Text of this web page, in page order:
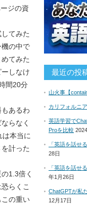
ジの資
てみた
の中で
てみた
しなけ
間20分
あるわ
らなく
本当に
計った
1.3倍く
らくこ
の重い
最近の投
山火事【
カリフォルニ
英語学習で
Proを比較
「英語を話せ
28日
「英語を話せ
年1月26日
ChatGPTが私
12月17日